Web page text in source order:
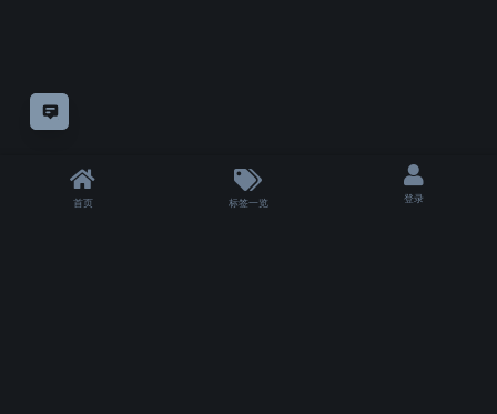
意见反馈
首页 标签一览 登录